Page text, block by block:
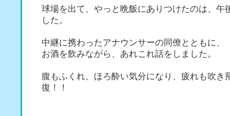
球場を出て、やっと晩飯にありつけたのは、午
した。
中継に携わったアナウンサーの同僚とともに、
お酒を飲みながら、あれこれ話をしました。
腹もふくれ、ほろ酔い気分になり、疲れも吹き
復！！